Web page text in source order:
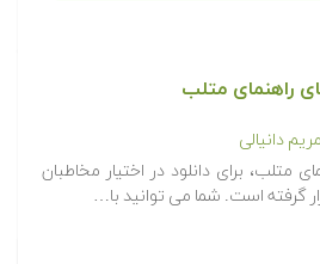
راهنمای متلب
مریم دانیالی
متلب، برای دانلود در اختیار مخاطبان
گرفته است. شما می توانید با…